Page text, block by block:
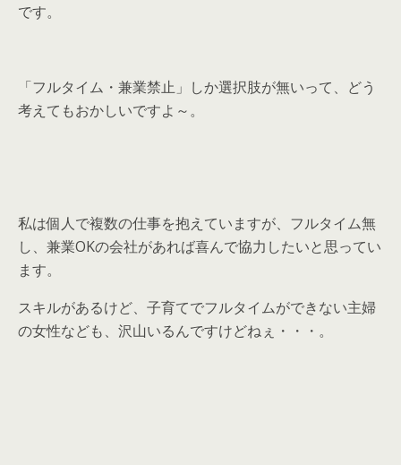
です。
「フルタイム・兼業禁止」しか選択肢が無いって、どう
考えてもおかしいですよ～。
私は個人で複数の仕事を抱えていますが、フルタイム無
し、兼業OKの会社があれば喜んで協力したいと思ってい
ます。
スキルがあるけど、子育てでフルタイムができない主婦
の女性なども、沢山いるんですけどねぇ・・・。